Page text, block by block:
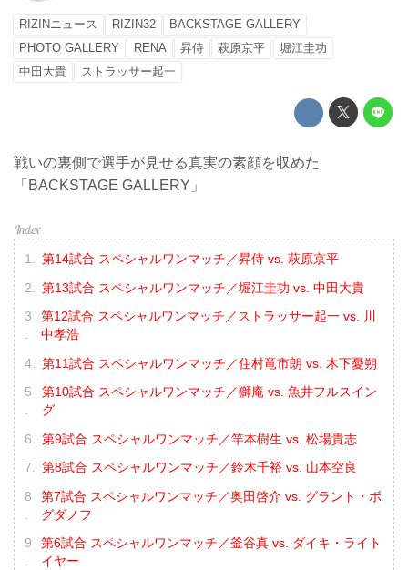
RIZINニュース RIZIN32
BACKSTAGE GALLERY
PHOTO GALLERY
RENA 昇侍 萩原京平
堀江圭功
中田大貴
ストラッサー起一
戦いの裏側で選手が見せる真実の素顔を収めた
「BACKSTAGE GALLERY」
第14試合 スペシャルワンマッチ／昇侍 vs. 萩原京平
第13試合 スペシャルワンマッチ／堀江圭功 vs. 中田大貴
第12試合 スペシャルワンマッチ／ストラッサー起一 vs. 川
中孝浩
第11試合 スペシャルワンマッチ／住村竜市朗 vs. 木下憂朔
第10試合 スペシャルワンマッチ／獅庵 vs. 魚井フルスイン
グ
第9試合 スペシャルワンマッチ／竿本樹生 vs. 松場貴志
第8試合 スペシャルワンマッチ／鈴木千裕 vs. 山本空良
第7試合 スペシャルワンマッチ／奥田啓介 vs. グラント・ボ
グダノフ
第6試合 スペシャルワンマッチ／釜谷真 vs. ダイキ・ライト
イヤー